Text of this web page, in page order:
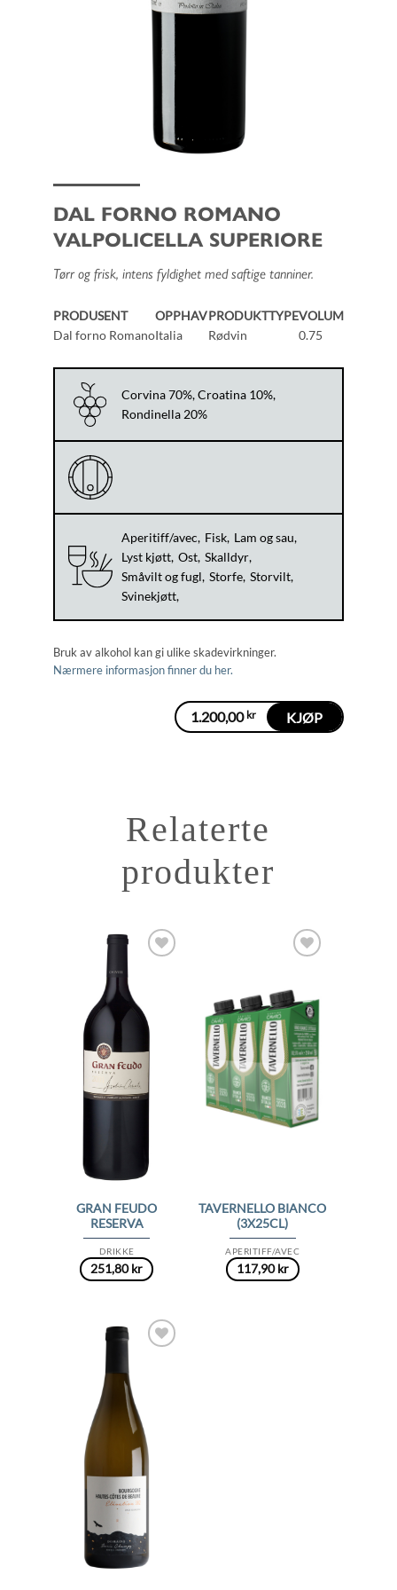
DAL FORNO ROMANO
VALPOLICELLA SUPERIORE
Tørr og frisk, intens fyldighet med saftige tanniner.
PRODUSENT
Dal forno Romano
OPPHAV
Italia
PRODUKTTYPE
Rødvin
VOLUM
0.75
Corvina 70%, Croatina 10%,
Rondinella 20%
Aperitiff/avec Fisk Lam og sau
Lyst kjøtt Ost Skalldyr
Småvilt og fugl Storfe Storvilt
Svinekjøtt
Bruk av alkohol kan gi ulike skadevirkninger.
Nærmere informasjon finner du her.
1.200,00 kr KJØP
Relaterte
produkter
DRIKKE
GRAN FEUDO
RESERVA
251,80kr
APERITIFF/AVEC
TAVERNELLO BIANCO
(3X25CL)
117,90kr